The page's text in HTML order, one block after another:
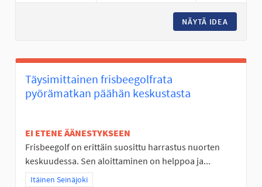
NÄYTÄ IDEA
Täysimittainen frisbeegolfrata
pyörämatkan päähän keskustasta
EI ETENE ÄÄNESTYKSEEN
Frisbeegolf on erittäin suosittu harrastus nuorten
keskuudessa. Sen aloittaminen on helppoa ja...
Rajaa tulokset teeman mukaan: Itäinen Seinäjoki
Itäinen Seinäjoki